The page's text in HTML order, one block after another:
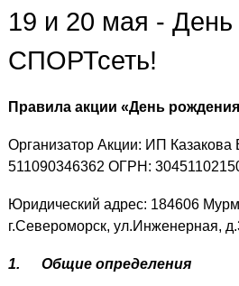
19 и 20 мая -
СПОРТсеть!
Правила акции «День
Организатор Акции: ИП
511090346362 ОГРН:
Юридический адрес: 184606
г.Североморск, ул.Инженерная,
1. Общие определения